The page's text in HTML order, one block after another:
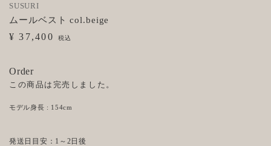
SUSURI
ムールベスト col.beige
¥ 37,400 税込
Order
この商品は完売しました。
モデル身長 : 154cm
発送日目安：1～2日後